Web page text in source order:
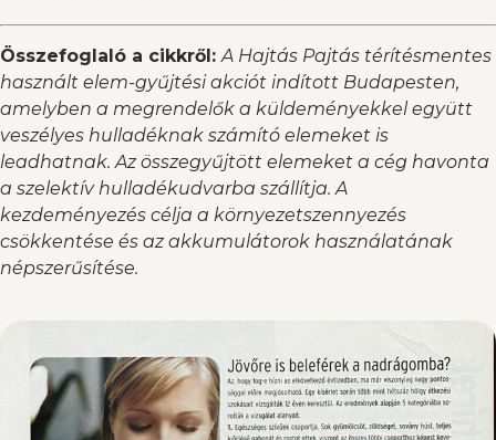
Összefoglaló a cikkről:A Hajtás Pajtás térítésmentes
használt elem-gyűjtési akciót indított Budapesten,
amelyben a megrendelők a küldeményekkel együtt
veszélyes hulladéknak számító elemeket is
leadhatnak. Az összegyűjtött elemeket a cég havonta
a szelektív hulladékudvarba szállítja. A
kezdeményezés célja a környezetszennyezés
csökkentése és az akkumulátorok használatának
népszerűsítése.